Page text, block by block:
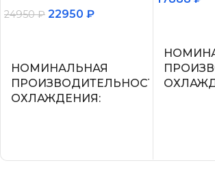
24950₽ 22950 ₽
НОМИНАЛЬНАЯ
ПРОИЗВОДИТЕЛЬНОСТЬ
ОХЛАЖДЕНИЯ